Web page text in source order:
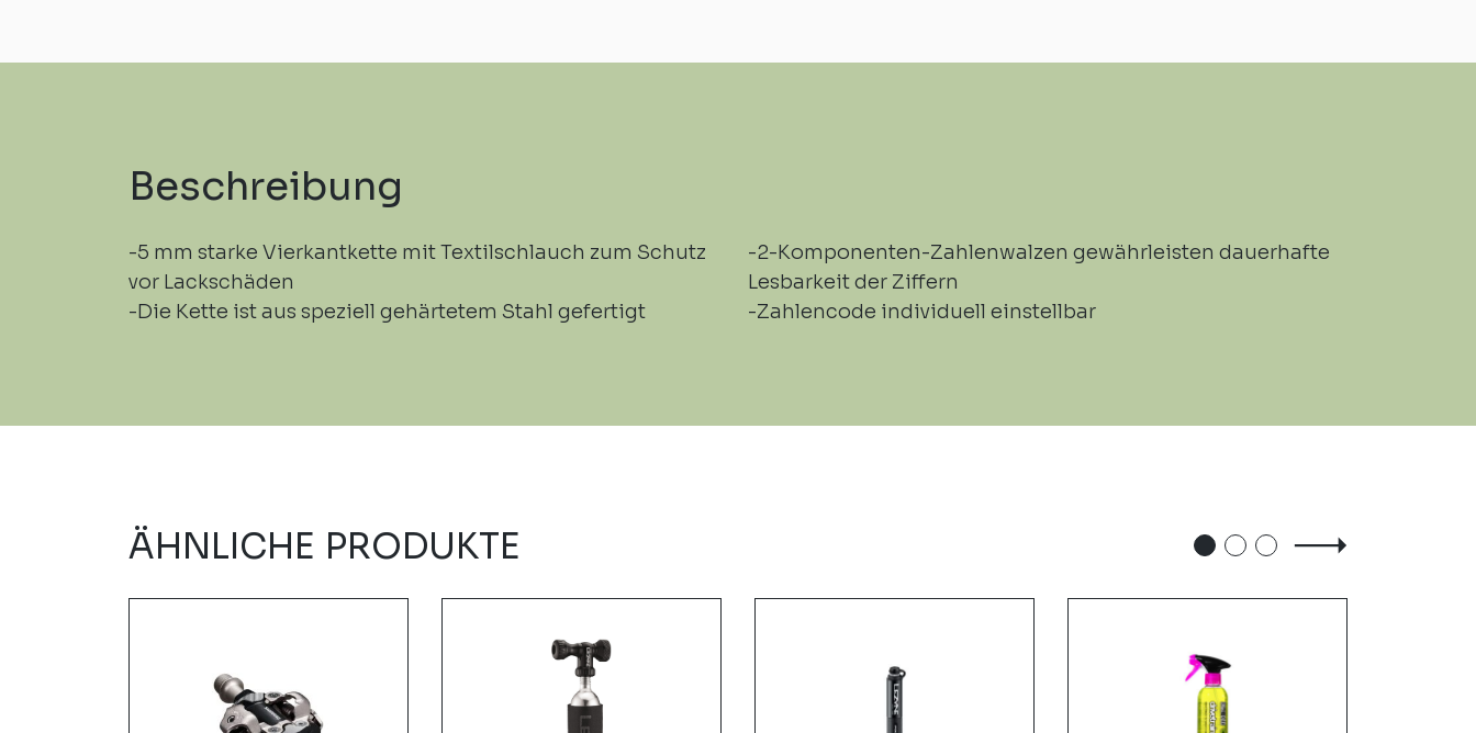
Beschreibung
-5 mm starke Vierkantkette mit Textilschlauch zum Schutz
vor Lackschäden
-Die Kette ist aus speziell gehärtetem Stahl gefertigt
-2-Komponenten-Zahlenwalzen gewährleisten dauerhafte
Lesbarkeit der Ziffern
-Zahlencode individuell einstellbar
ÄHNLICHE PRODUKTE